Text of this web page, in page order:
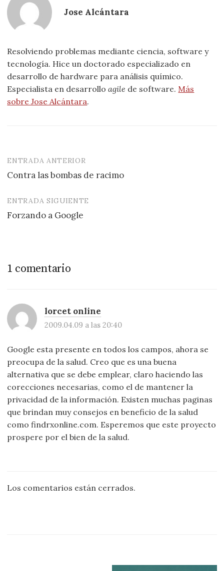
Jose Alcántara
Resolviendo problemas mediante ciencia, software y
tecnología. Hice un doctorado especializado en
desarrollo de hardware para análisis químico.
Especialista en desarrolloagile de software. Más
sobre Jose Alcántara.
Navegación
de
entradas
ENTRADA ANTERIOR
Contra las bombas de racimo
ENTRADA SIGUIENTE
Forzando a Google
1 comentario
lorcet online
2009.04.09 a las 20:40
Google esta presente en todos los campos, ahora se
preocupa de la salud. Creo que es una buena
alternativa que se debe emplear, claro haciendo las
corecciones necesarias, como el de mantener la
privacidad de la información. Existen muchas paginas
que brindan muy consejos en beneficio de la salud
como findrxonline.com. Esperemos que este proyecto
prospere por el bien de la salud.
Los comentarios están cerrados.